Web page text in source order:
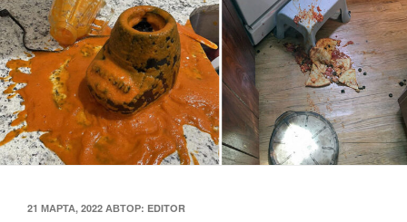
ОПУБЛИКОВАНО
21 МАРТА, 2022 АВТОР: EDITOR